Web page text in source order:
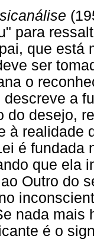
para
que está
ser
o
a
do desejo,
à realidade
é fundada
que ela
Outro do
nada mais
é o